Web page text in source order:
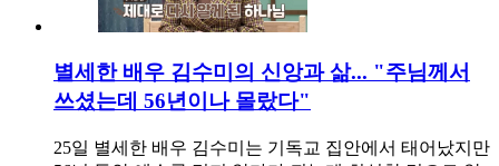
별세한 배우 김수미의 신앙과 삶... "주님께서
쓰셨는데 56년이나 몰랐다"
25일 별세한 배우 김수미는 기독교 집안에서 태어났지만